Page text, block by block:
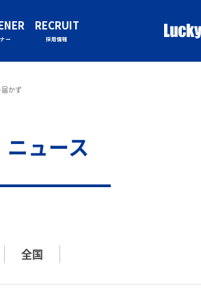
ー
RECRUIT
採用情報
かず
ニュース
全国